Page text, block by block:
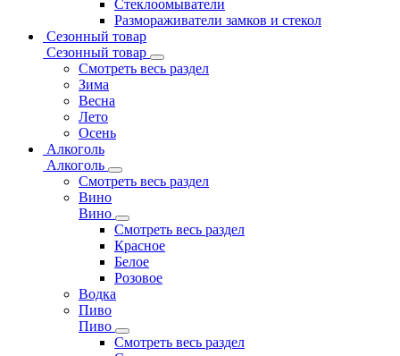
Стеклоомыватели
Размораживатели замков и стекол
Сезонный товар
Сезонный товар
Смотреть весь раздел
Зима
Весна
Лето
Осень
Алкоголь
Алкоголь
Смотреть весь раздел
Вино
Вино
Смотреть весь раздел
Красное
Белое
Розовое
Водка
Пиво
Пиво
Смотреть весь раздел